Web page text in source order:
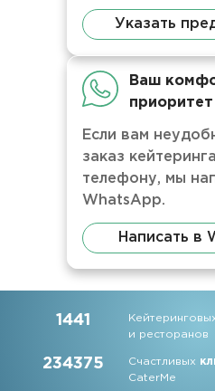
Указать
Ваш
Если вам
заказ
телефону, мы
WhatsApp.
Написать в
1441
и ресторанов
234375 Счастливых
CaterMe